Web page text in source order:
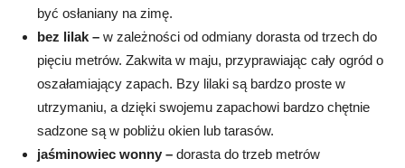
być osłaniany na zimę.
bez lilak – w zależności od odmiany dorasta od trzech do
pięciu metrów. Zakwita w maju, przyprawiając cały ogród o
oszałamiający zapach. Bzy lilaki są bardzo proste w
utrzymaniu, a dzięki swojemu zapachowi bardzo chętnie
sadzone są w pobliżu okien lub tarasów.
jaśminowiec wonny – dorasta do trzeb metrów